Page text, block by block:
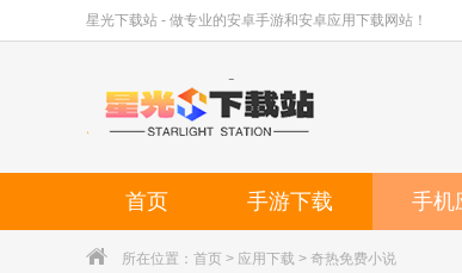
星光下载站 - 做专业的安卓手游和安卓应用下载网站！
首页 手游下载 手机
所在位置： 首页 > 应用下载 > 奇热免费小说